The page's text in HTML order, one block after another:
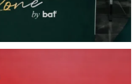
OBSŁUGA VIP